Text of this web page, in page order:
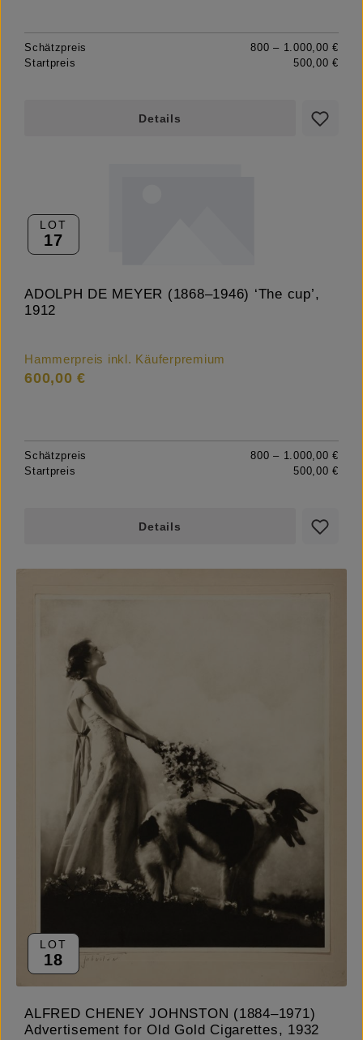
Schätzpreis
800 – 1.000,00 €
Startpreis
500,00 €
Details
LOT
17
ADOLPH DE MEYER (1868–1946) ‘The cup’,
1912
Hammerpreis inkl. Käuferpremium
600,00 €
Schätzpreis
800 – 1.000,00 €
Startpreis
500,00 €
Details
LOT
18
ALFRED CHENEY JOHNSTON (1884–1971)
Advertisement for Old Gold Cigarettes, 1932